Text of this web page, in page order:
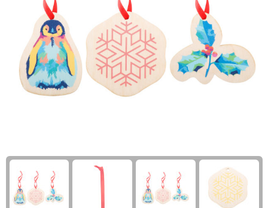
Business trolleys
Documententassen
Kledingtassen
Laptophoezen & -tassen
Reistassen & Trolleys
Reistassen
Giftcards
Wellness Giftsets